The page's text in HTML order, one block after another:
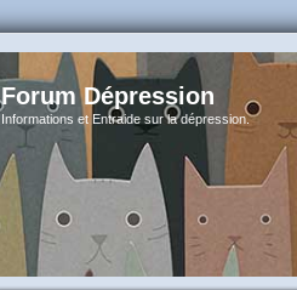
Forum Dépression
Informations et Entraide sur la dépression.